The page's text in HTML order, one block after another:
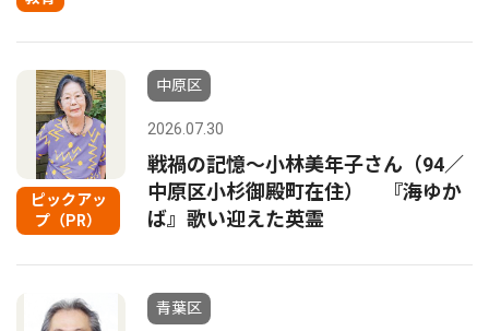
ピックアッ
プ（PR）
中原区
2026.07.30
戦禍の記憶〜小林美年子さん（94／
中原区小杉御殿町在住） 『海ゆか
ば』歌い迎えた英霊
青葉区